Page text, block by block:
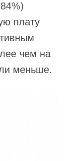
плату
чем на
меньше.